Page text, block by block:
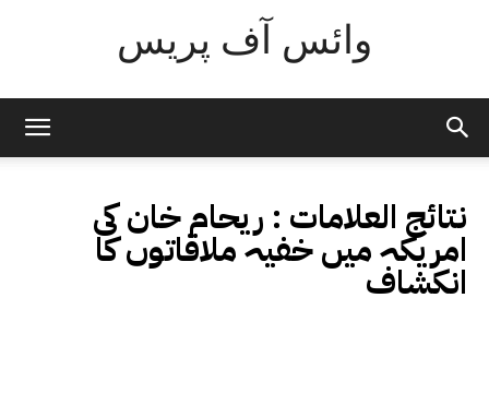
وائس آف پریس
نتائج العلامات : ریحام خان کی
امریکہ میں خفیہ ملاقاتوں کا
انکشاف